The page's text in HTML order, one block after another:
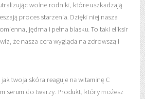
wolne rodniki, które uszkadzają
proces starzenia. Dzięki niej nasza
jędrna i pełna blasku. To taki eliksir
że nasza cera wygląda na zdrowszą i
twoja skóra reaguje na witaminę C
serum do twarzy. Produkt, który możesz